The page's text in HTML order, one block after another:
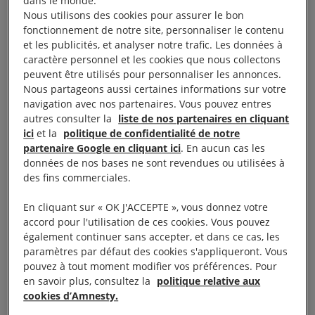
propos séditieux et menaçants visant des
personnalités politiques. Une enquête a été ouverte
contre elles au titre de dispositions de la Loi relative
à la sédition, de la Loi sur les communications et le
multimédia et du Code pénal. Toujours en octobre,
une haute cour a jugé que l’universitaire et blogueur
australien Murray Hunter s’était rendu coupable de
diffamation à l’égard de l’autorité de régulation
d’Internet dans des articles critiquant cet organe.
malaisiennes et thaïlandaises l’avaient arrêté en
Thaïlande, où il résidait et où il devait être jugé dans
le cadre d’un procès pénal prévu en 2026.
Le militant Fahmi Reza a été arrêté en décembre. Il
Nous utilisons des cookies pour assurer le bon
fonctionnement de notre site, personnaliser le contenu
et les publicités, et analyser notre trafic. Les données à
caractère personnel et les cookies que nous collectons
peuvent être utilisés pour personnaliser les annonces.
Nous partageons aussi certaines informations sur votre
navigation avec nos partenaires. Vous pouvez entres
autres consulter la liste de nos partenaires en cliquant
ici et la politique de confidentialité de notre
partenaire Google en cliquant ici. En aucun cas les
données de nos bases ne sont revendues ou utilisées à
des fins commerciales.
En cliquant sur « OK J'ACCEPTE », vous donnez votre
accord pour l'utilisation de ces cookies. Vous pouvez
également continuer sans accepter, et dans ce cas, les
paramètres par défaut des cookies s'appliqueront. Vous
pouvez à tout moment modifier vos préférences. Pour
en savoir plus, consultez la politique relative aux
cookies d’Amnesty.